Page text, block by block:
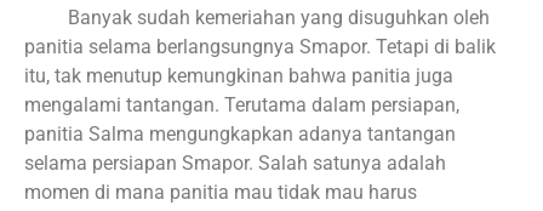
Banyak sudah kemeriahan yang disuguhkan oleh
panitia selama berlangsungnya Smapor. Tetapi di balik
itu, tak menutup kemungkinan bahwa panitia juga
mengalami tantangan. Terutama dalam persiapan,
panitia Salma mengungkapkan adanya tantangan
selama persiapan Smapor. Salah satunya adalah
momen di mana panitia mau tidak mau harus